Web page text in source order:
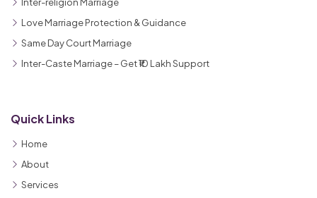
Love Marriage Protection & Guidance
Same Day Court Marriage
Inter-Caste Marriage – Get ₹10 Lakh Support
Quick Links
Home
About
Services